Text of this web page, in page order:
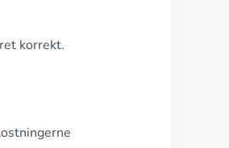
korrekt.